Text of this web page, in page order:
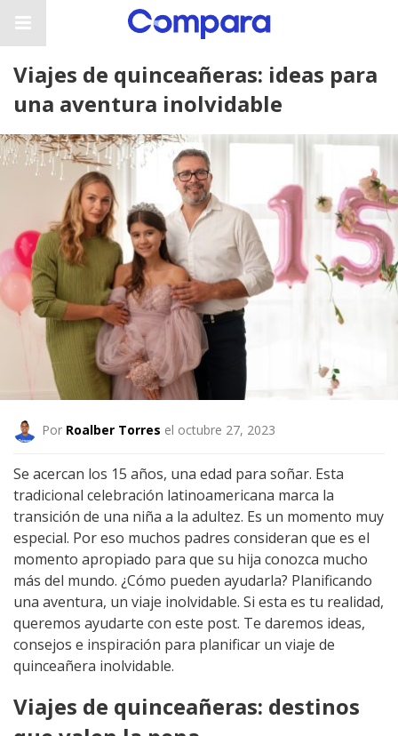
Viajes de quinceañeras: ideas para
una aventura inolvidable
Por Roalber Torres el octubre 27, 2023
Se acercan los 15 años, una edad para soñar. Esta
tradicional celebración latinoamericana marca la
transición de una niña a la adultez. Es un momento muy
especial. Por eso muchos padres consideran que es el
momento apropiado para que su hija conozca mucho
más del mundo. ¿Cómo pueden ayudarla? Planificando
una aventura, un viaje inolvidable. Si esta es tu realidad,
queremos ayudarte con este post. Te daremos ideas,
consejos e inspiración para planificar un viaje de
quinceañera inolvidable.
Viajes de quinceañeras: destinos